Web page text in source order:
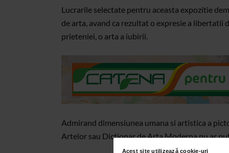
Acest site utilizează cookie-uri
Lucrarile selectate pentru aceasta expozitie
de arta, avand ca rezultat o expresie a libertatii
prieteniei, o arta a iubirii.
Admirand dimensiunea umana si artistica a
Artelor sau Dictionar de Arta Moderna nu ar